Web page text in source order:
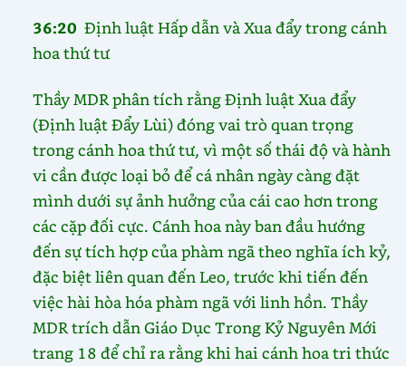
36:20Định luật Hấp dẫn và Xua đẩy trong cánh
hoa thứ tư
Thầy MDR phân tích rằng Định luật Xua đẩy
(Định luật Đẩy Lùi) đóng vai trò quan trọng
trong cánh hoa thứ tư, vì một số thái độ và hành
vi cần được loại bỏ để cá nhân ngày càng đặt
mình dưới sự ảnh hưởng của cái cao hơn trong
các cặp đối cực. Cánh hoa này ban đầu hướng
đến sự tích hợp của phàm ngã theo nghĩa ích kỷ,
đặc biệt liên quan đến Leo, trước khi tiến đến
việc hài hòa hóa phàm ngã với linh hồn. Thầy
MDR trích dẫn Giáo Dục Trong Kỷ Nguyên Mới
trang 18 để chỉ ra rằng khi hai cánh hoa tri thức